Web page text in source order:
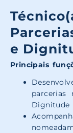
e
Principais
Dignitude